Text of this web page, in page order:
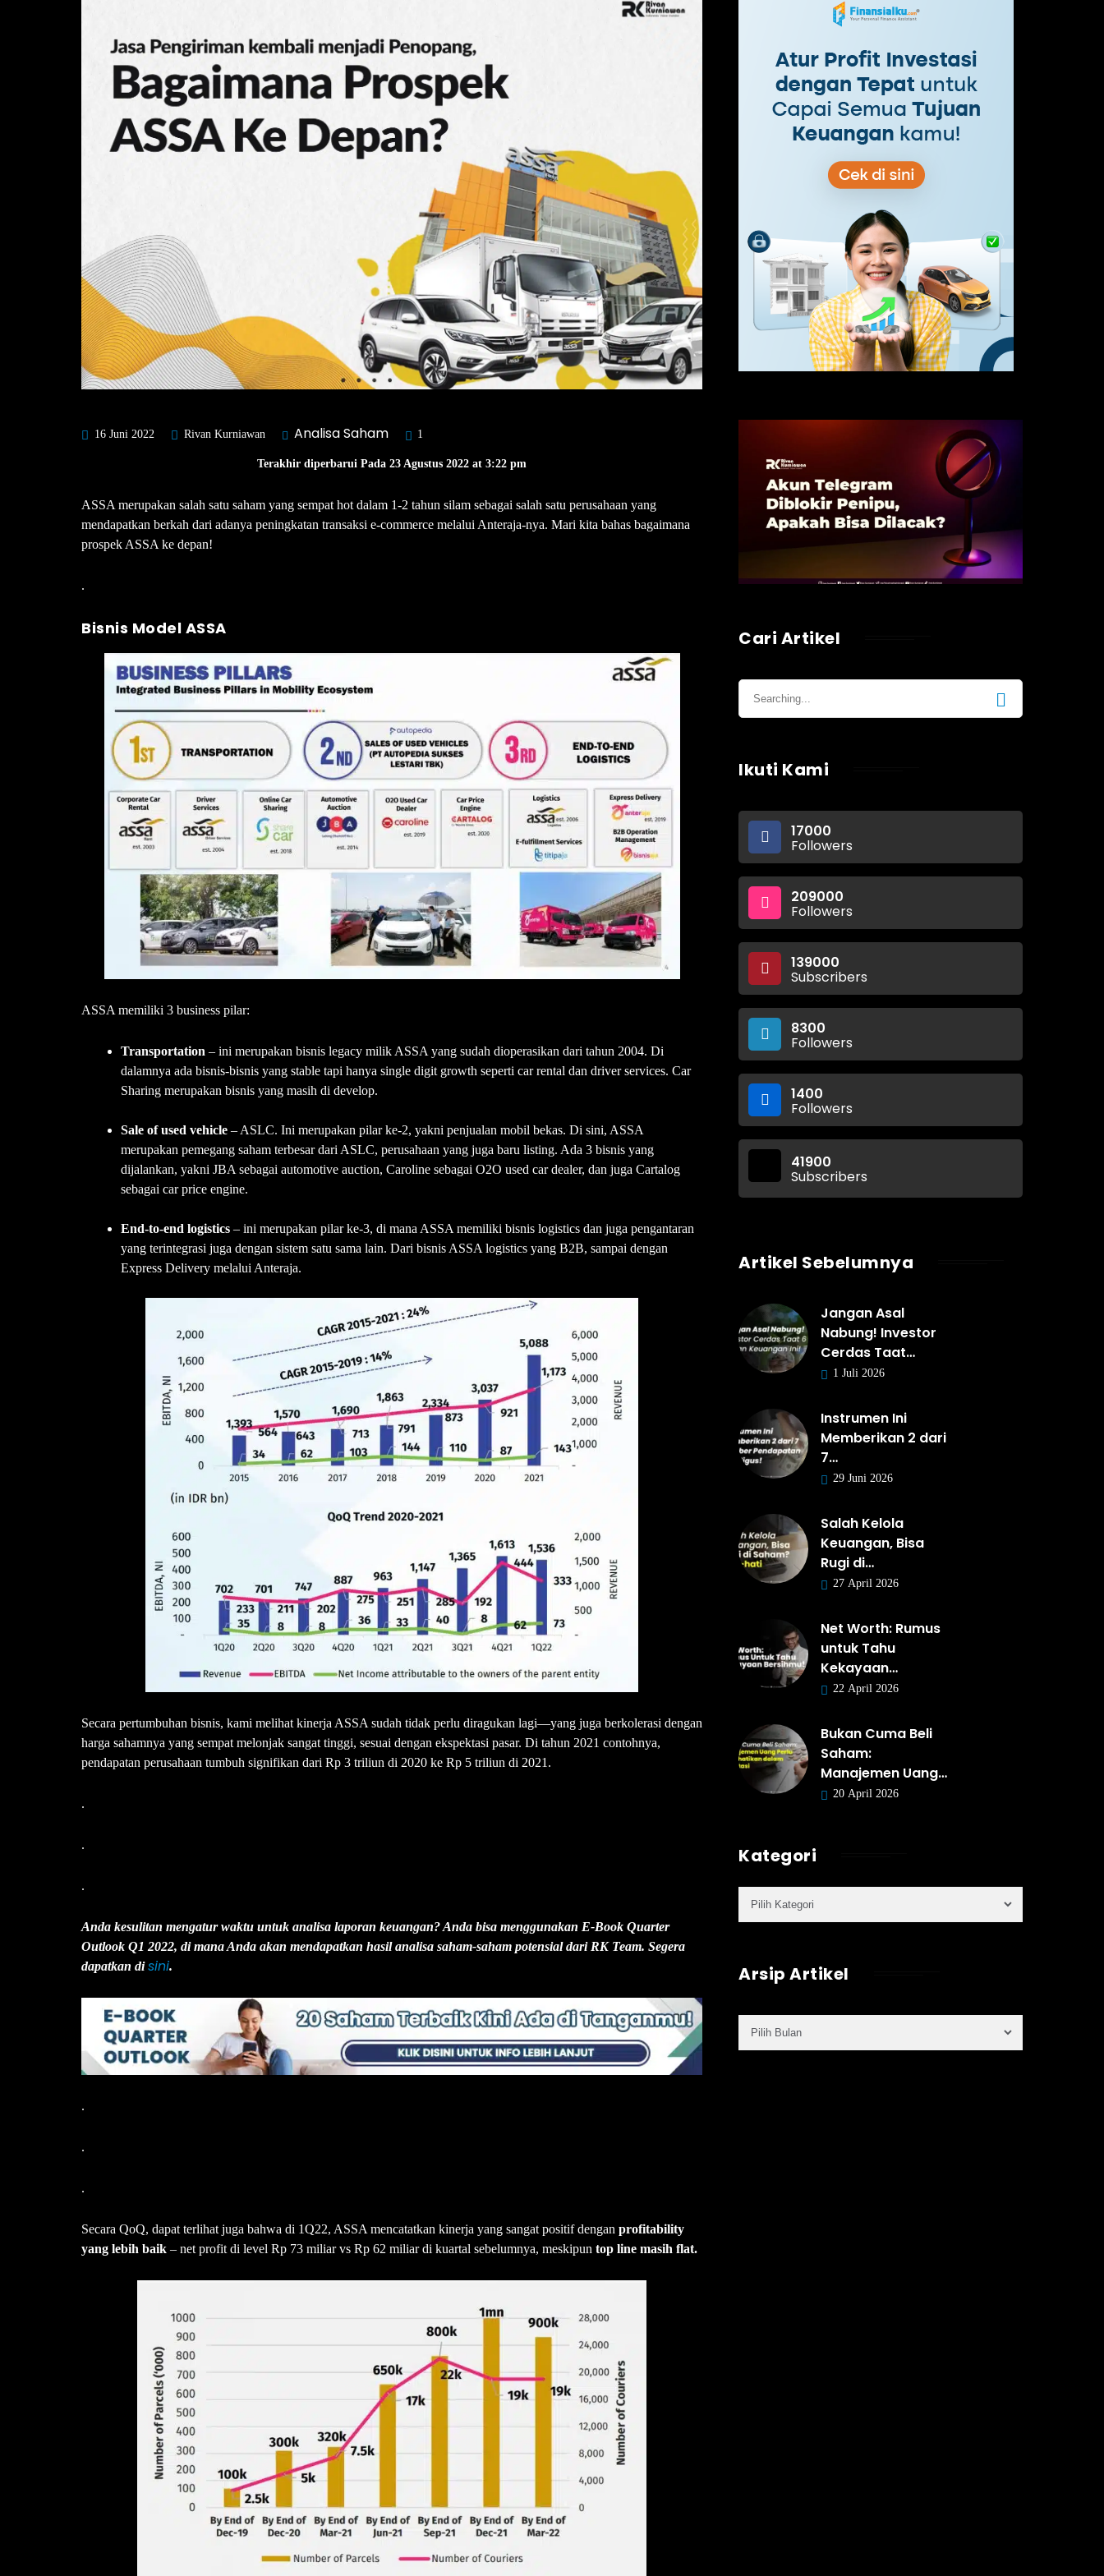
16 Juni 2022 Rivan Kurniawan Analisa Saham 1
Terakhir diperbarui Pada 23 Agustus 2022 at 3:22 pm
ASSA merupakan salah satu saham yang sempat hot dalam 1-2 tahun silam sebagai salah satu perusahaan yang
mendapatkan berkah dari adanya peningkatan transaksi e-commerce melalui Anteraja-nya. Mari kita bahas bagaimana
prospek ASSA ke depan!
.
Bisnis Model ASSA
ASSA memiliki 3 business pilar:
Transportation – ini merupakan bisnis legacy milik ASSA yang sudah dioperasikan dari tahun 2004. Di
dalamnya ada bisnis-bisnis yang stable tapi hanya single digit growth seperti car rental dan driver services. Car
Sharing merupakan bisnis yang masih di develop.
Sale of used vehicle – ASLC. Ini merupakan pilar ke-2, yakni penjualan mobil bekas. Di sini, ASSA
merupakan pemegang saham terbesar dari ASLC, perusahaan yang juga baru listing. Ada 3 bisnis yang
dijalankan, yakni JBA sebagai automotive auction, Caroline sebagai O2O used car dealer, dan juga Cartalog
sebagai car price engine.
End-to-end logistics – ini merupakan pilar ke-3, di mana ASSA memiliki bisnis logistics dan juga pengantaran
yang terintegrasi juga dengan sistem satu sama lain. Dari bisnis ASSA logistics yang B2B, sampai dengan
Express Delivery melalui Anteraja.
Secara pertumbuhan bisnis, kami melihat kinerja ASSA sudah tidak perlu diragukan lagi—yang juga berkolerasi dengan
harga sahamnya yang sempat melonjak sangat tinggi, sesuai dengan ekspektasi pasar. Di tahun 2021 contohnya,
pendapatan perusahaan tumbuh signifikan dari Rp 3 triliun di 2020 ke Rp 5 triliun di 2021.
.
.
.
Anda kesulitan mengatur waktu untuk analisa laporan keuangan? Anda bisa menggunakan E-Book Quarter
Outlook Q1 2022, di mana Anda akan mendapatkan hasil analisa saham-saham potensial dari RK Team. Segera
dapatkan disini.
.
.
.
Secara QoQ, dapat terlihat juga bahwa di 1Q22, ASSA mencatatkan kinerja yang sangat positif dengan profitability
yang lebih baik – net profit di level Rp 73 miliar vs Rp 62 miliar di kuartal sebelumnya, meskipun top line masih flat.
Cari Artikel
Ikuti Kami
17000
Followers
209000
Followers
139000
Subscribers
8300
Followers
1400
Followers
41900
Subscribers
Artikel Sebelumnya
Jangan Asal
Nabung! Investor
Cerdas Taat…
1 Juli 2026
Instrumen Ini
Memberikan 2 dari
7…
29 Juni 2026
Salah Kelola
Keuangan, Bisa
Rugi di…
27 April 2026
Net Worth: Rumus
untuk Tahu
Kekayaan…
22 April 2026
Bukan Cuma Beli
Saham:
Manajemen Uang…
20 April 2026
Kategori
Arsip Artikel